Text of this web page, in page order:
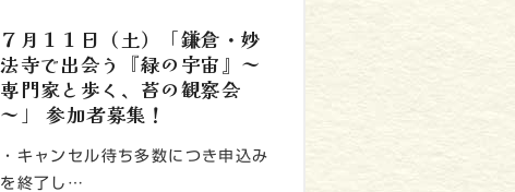
７月１１日（土）「鎌倉・妙
法寺で出会う『緑の宇宙』～
専門家と歩く、苔の観察会
～」 参加者募集！
・キャンセル待ち多数につき申込み
を終了し…